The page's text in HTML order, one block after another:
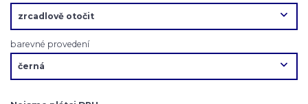
barevné provedení